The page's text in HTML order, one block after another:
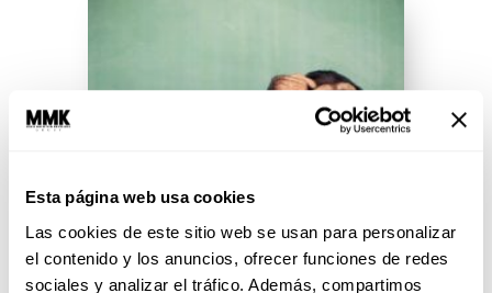
Esta página web usa cookies
Las cookies de este sitio web se usan para personalizar
el contenido y los anuncios, ofrecer funciones de redes
sociales y analizar el tráfico. Además, compartimos